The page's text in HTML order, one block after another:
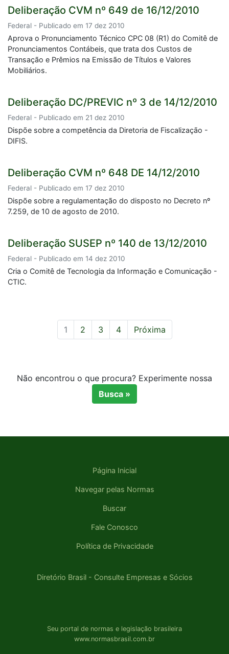
Deliberação CVM nº 649 de 16/12/2010
Federal - Publicado em 17 dez 2010
Aprova o Pronunciamento Técnico CPC 08 (R1) do Comitê de
Pronunciamentos Contábeis, que trata dos Custos de
Transação e Prêmios na Emissão de Títulos e Valores
Mobiliários.
Deliberação DC/PREVIC nº 3 de 14/12/2010
Federal - Publicado em 21 dez 2010
Dispõe sobre a competência da Diretoria de Fiscalização -
DIFIS.
Deliberação CVM nº 648 DE 14/12/2010
Federal - Publicado em 17 dez 2010
Dispõe sobre a regulamentação do disposto no Decreto nº
7.259, de 10 de agosto de 2010.
Deliberação SUSEP nº 140 de 13/12/2010
Federal - Publicado em 14 dez 2010
Cria o Comitê de Tecnologia da Informação e Comunicação -
CTIC.
1 2 3 4 Próxima
Não encontrou o que procura? Experimente nossa
Busca »
Página Inicial
Navegar pelas Normas
Buscar
Fale Conosco
Política de Privacidade
Diretório Brasil - Consulte Empresas e Sócios
Seu portal de normas e legislação brasileira
www.normasbrasil.com.br